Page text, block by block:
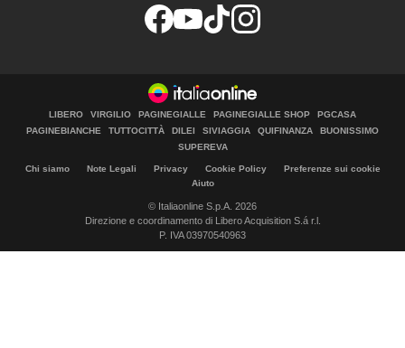
LIBERO VIRGILIO PAGINEGIALLE PAGINEGIALLE SHOP
PGCASA
PAGINEBIANCHE
TUTTOCITTÀ DILEI SIVIAGGIA QUIFINANZA
BUONISSIMO
SUPEREVA
Chi siamo Note Legali Privacy Cookie Policy
Preferenze sui cookie
Aiuto
© Italiaonline S.p.A. 2026
Direzione e coordinamento di Libero Acquisition S.á r.l.
P. IVA 03970540963